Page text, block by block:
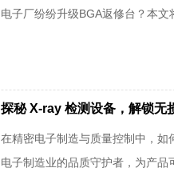
电子厂纷纷升级BGA返修台？本文
探秘 X-ray 检测设备，解锁无
在精密电子制造与质量控制中，如
电子制造业的品质守护者，为产品